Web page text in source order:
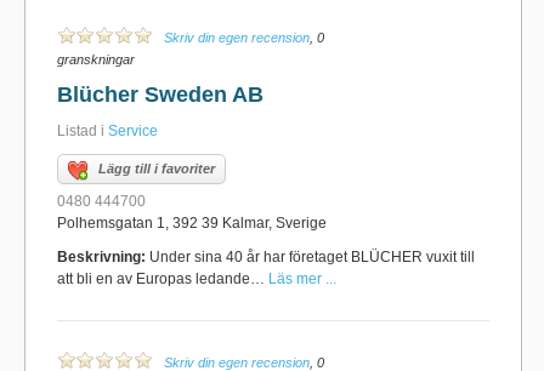
Skriv din egen recension , 0
granskningar
Blücher Sweden AB
Listad i Service
Lägg till i favoriter
0480 444700
Polhemsgatan 1, 392 39 Kalmar, Sverige
Beskrivning: Under sina 40 år har företaget BLÜCHER vuxit till
att bli en av Europas ledande… Läs mer ...
Skriv din egen recension , 0